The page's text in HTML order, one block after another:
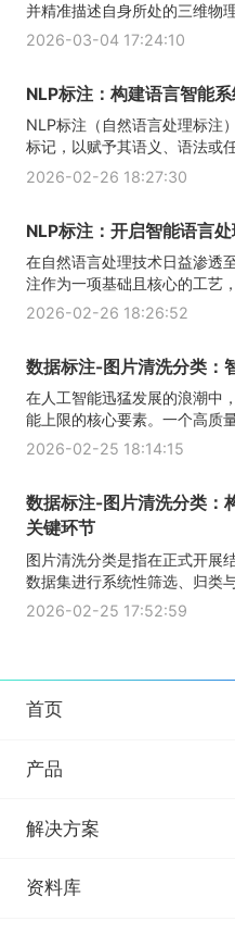
并精准描述自身所处的三维物
2026-03-04 17:24:10
NLP标注：构建语言智能
NLP标注（自然语言处理标注
标记，以赋予其语义、语法或
2026-02-26 18:27:30
NLP标注：开启智能语言
在自然语言处理技术日益渗透
注作为一项基础且核心的工艺
2026-02-26 18:26:52
数据标注-图片清洗分类：
在人工智能迅猛发展的浪潮中
能上限的核心要素。一个高质
2026-02-25 18:14:15
数据标注-图片清洗分类：
关键环节
图片清洗分类是指在正式开展
数据集进行系统性筛选、归类
2026-02-25 17:52:59
首页
产品
解决方案
资料库